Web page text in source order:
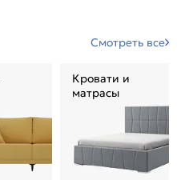
Смотреть все
Кровати и
матрасы